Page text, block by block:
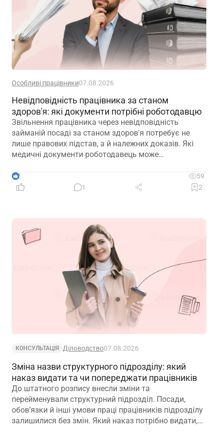
Особливі працівники07.08.2026
Невідповідність працівника за станом
здоров'я: які документи потрібні роботодавцю
Звільнення працівника через невідповідність
займаній посаді за станом здоров'я потребує не
лише правових підстав, а й належних доказів. Які
медичні документи роботодавець може
обставини – розповідаємо далі
2
59
1
2
КОНСУЛЬТАЦІЯ Діловодство07.08.2026
Зміна назви структурного підрозділу: який
наказ видати та чи попереджати працівників
До штатного розпису внесли зміни та
перейменували структурний підрозділ. Посади,
обов’язки й інші умови праці працівників підрозділу
залишилися без змін. Який наказ потрібно видати,